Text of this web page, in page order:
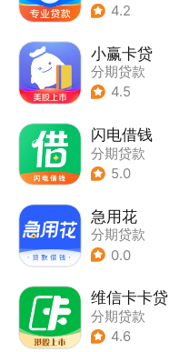
4.2
小赢卡贷
分期贷款
4.5
闪电借钱
分期贷款
5.0
急用花
分期贷款
0.0
维信卡卡贷
分期贷款
4.6